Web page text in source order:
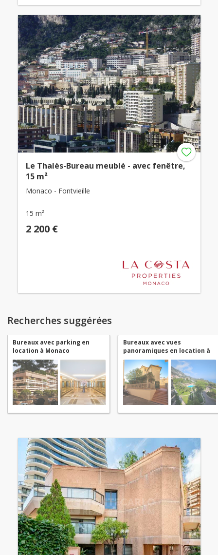
Le Thalès-Bureau meublé - avec fenêtre,
15 m²
Monaco - Fontvieille
15 m²
2 200 €
Recherches suggérées
Bureaux avec parking en
location à Monaco
Bureaux avec vues
panoramiques en location à
Monaco